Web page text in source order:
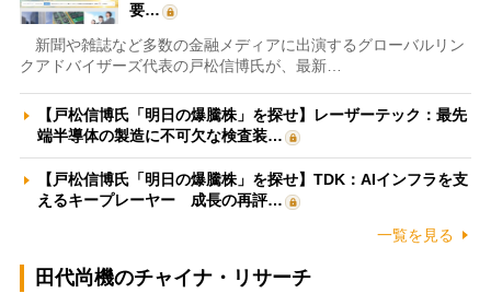
要…
新聞や雑誌など多数の金融メディアに出演するグローバルリン
クアドバイザーズ代表の戸松信博氏が、最新…
【戸松信博氏「明日の爆騰株」を探せ】レーザーテック：最先
端半導体の製造に不可欠な検査装…
【戸松信博氏「明日の爆騰株」を探せ】TDK：AIインフラを支
えるキープレーヤー 成長の再評…
一覧を見る
田代尚機のチャイナ・リサーチ